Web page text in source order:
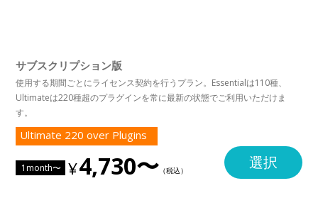
サブスクリプション版
使用する期間ごとにライセンス契約を行うプラン。Essentialは110種、
Ultimateは220種超のプラグインを常に最新の状態でご利用いただけま
す。
Ultimate 220 over Plugins
1month〜 4,730〜 選択